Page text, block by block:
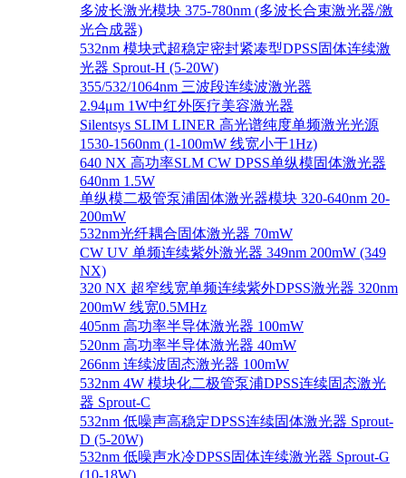
多波长激光模块 375-780nm (多波长合束激光器/激
光合成器)
532nm 模块式超稳定密封紧凑型DPSS固体连续激
光器 Sprout-H (5-20W)
355/532/1064nm 三波段连续波激光器
2.94μm 1W中红外医疗美容激光器
Silentsys SLIM LINER 高光谱纯度单频激光光源
1530-1560nm (1-100mW 线宽小于1Hz)
640 NX 高功率SLM CW DPSS单纵模固体激光器
640nm 1.5W
单纵模二极管泵浦固体激光器模块 320-640nm 20-
200mW
532nm光纤耦合固体激光器 70mW
CW UV 单频连续紫外激光器 349nm 200mW (349
NX)
320 NX 超窄线宽单频连续紫外DPSS激光器 320nm
200mW 线宽0.5MHz
405nm 高功率半导体激光器 100mW
520nm 高功率半导体激光器 40mW
266nm 连续波固态激光器 100mW
532nm 4W 模块化二极管泵浦DPSS连续固态激光
器 Sprout-C
532nm 低噪声高稳定DPSS连续固体激光器 Sprout-
D (5-20W)
532nm 低噪声水冷DPSS固体连续激光器 Sprout-G
(10-18W)